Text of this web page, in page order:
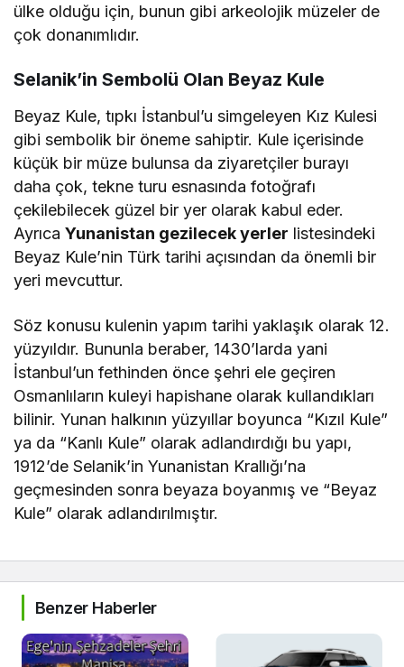
ülke olduğu için, bunun gibi arkeolojik müzeler de
çok donanımlıdır.
Selanik’in Sembolü Olan Beyaz Kule
Beyaz Kule, tıpkı İstanbul’u simgeleyen Kız Kulesi
gibi sembolik bir öneme sahiptir. Kule içerisinde
küçük bir müze bulunsa da ziyaretçiler burayı
daha çok, tekne turu esnasında fotoğrafı
çekilebilecek güzel bir yer olarak kabul eder.
AyrıcaYunanistan gezilecek yerler listesindeki
Beyaz Kule’nin Türk tarihi açısından da önemli bir
yeri mevcuttur.
Söz konusu kulenin yapım tarihi yaklaşık olarak 12.
yüzyıldır. Bununla beraber, 1430’larda yani
İstanbul’un fethinden önce şehri ele geçiren
Osmanlıların kuleyi hapishane olarak kullandıkları
bilinir. Yunan halkının yüzyıllar boyunca “Kızıl Kule”
ya da “Kanlı Kule” olarak adlandırdığı bu yapı,
1912’de Selanik’in Yunanistan Krallığı’na
geçmesinden sonra beyaza boyanmış ve “Beyaz
Kule” olarak adlandırılmıştır.
Benzer Haberler